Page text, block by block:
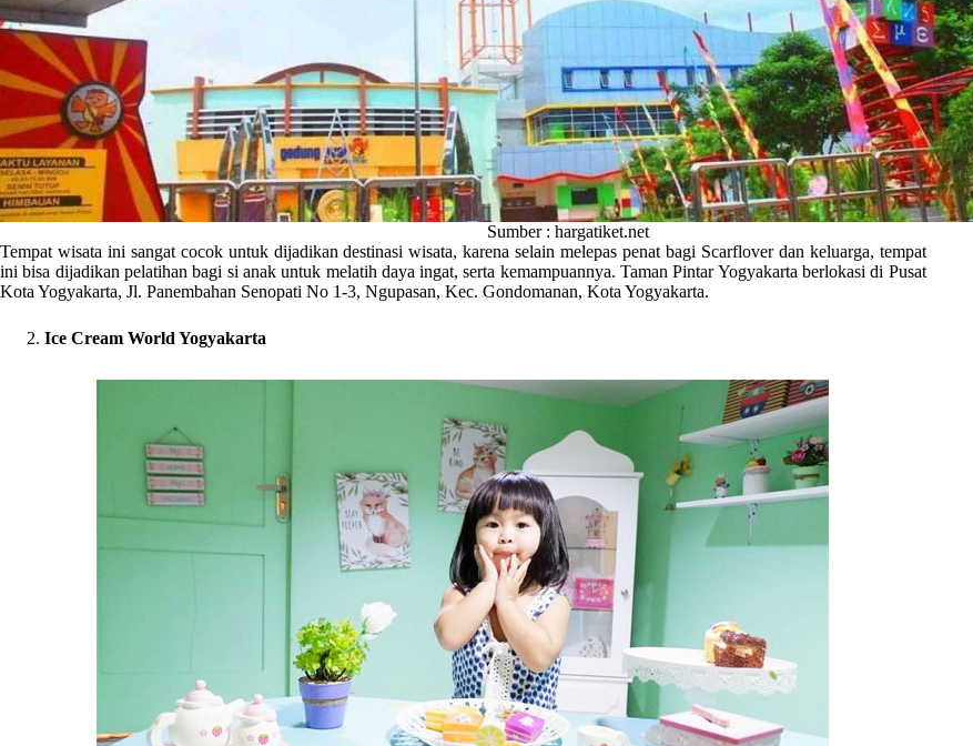
Sumber : hargatiket.net
Tempat wisata ini sangat cocok untuk dijadikan destinasi wisata, karena selain melepas penat bagi Scarflover dan keluarga, tempat
ini bisa dijadikan pelatihan bagi si anak untuk melatih daya ingat, serta kemampuannya. Taman Pintar Yogyakarta berlokasi di Pusat
Kota Yogyakarta, Jl. Panembahan Senopati No 1-3, Ngupasan, Kec. Gondomanan, Kota Yogyakarta.
Ice Cream World Yogyakarta